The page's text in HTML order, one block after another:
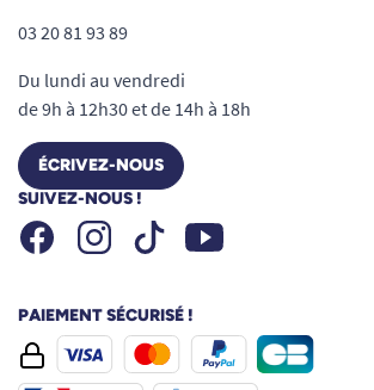
03 20 81 93 89
Du lundi au vendredi
de 9h à 12h30 et de 14h à 18h
ÉCRIVEZ-NOUS
SUIVEZ-NOUS !
FacebookInstagramTiktok Youtube
PAIEMENT SÉCURISÉ !